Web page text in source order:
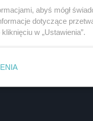
abyś mógł
dotyczące
w „Ustawienia”.